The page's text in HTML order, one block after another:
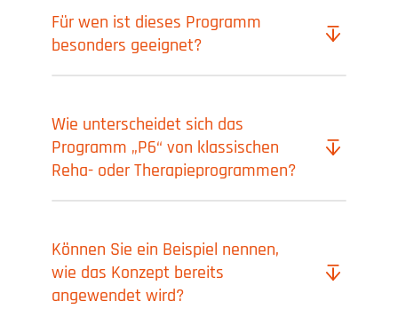
Für wen ist dieses Programm
besonders geeignet?
Wie unterscheidet sich das
Programm „P6“ von klassischen
Reha- oder Therapieprogrammen?
Können Sie ein Beispiel nennen,
wie das Konzept bereits
angewendet wird?